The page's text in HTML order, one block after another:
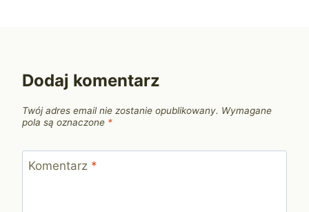
Dodaj komentarz
Twój adres email nie zostanie opublikowany. Wymagane
pola są oznaczone *
Komentarz *